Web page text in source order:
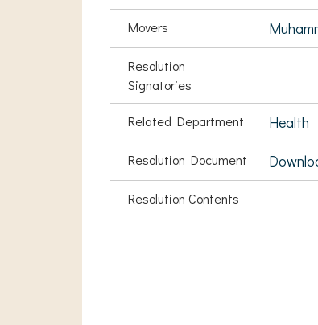
Movers
Resolution
Signatories
Related Department Health
Resolution Document
Resolution Contents